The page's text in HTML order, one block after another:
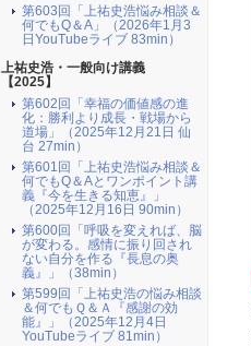
第603回「上祐史浩悩み相談＆
何でもQ＆A」（2026年1月3
日YouTubeライブ 83min）
上祐史浩・一般向け講義
【2025】
第602回「幸福の価値感の進
化：勝利より成長・戦場から
道場」（2025年12月21日 仙
台 27min）
第601回「上祐史浩悩み相談＆
何でもQ＆Aとワンポイント講
義『今を生きる知恵』」
（2025年12月16日 90min）
第600回「呼吸を変えれば、脳
が変わる。感情に振り回され
ない自分を作る『長息の奥
義』」（38min）
第599回「上祐史浩の悩み相談
＆何でもＱ＆Ａ『感謝の効
能』」（2025年12月4日
YouTubeライブ 81min）